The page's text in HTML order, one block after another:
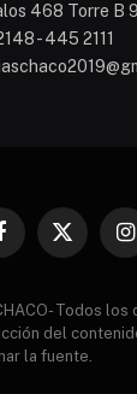
468 Torre B
- 445 2111
Facebook
X
Todos
del
la fuente.